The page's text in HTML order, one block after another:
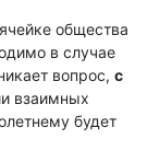
общества
в случае
вопрос, с
взаимных
будет